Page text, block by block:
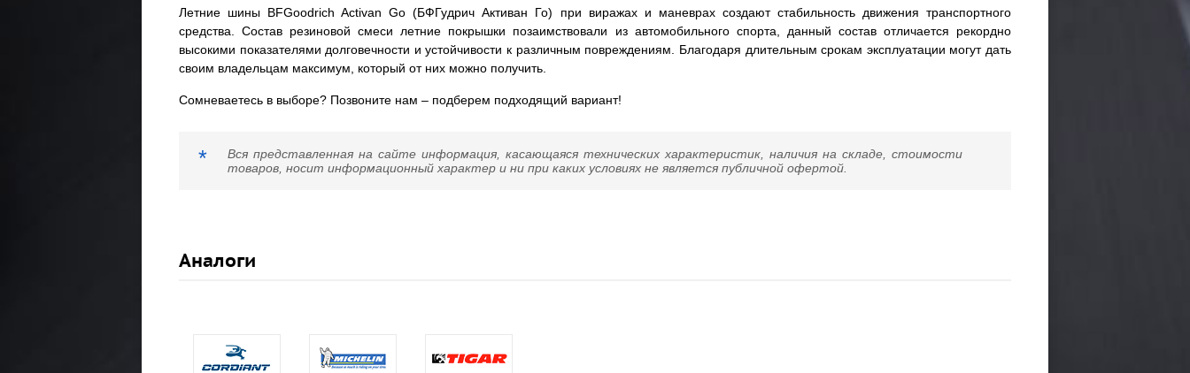
Летние шины BFGoodrich Activan Go (БФГудрич Активан Го) при виражах и маневрах создают стабильность движения транспортного
средства. Состав резиновой смеси летние покрышки позаимствовали из автомобильного спорта, данный состав отличается рекордно
высокими показателями долговечности и устойчивости к различным повреждениям. Благодаря длительным срокам эксплуатации могут дать
своим владельцам максимум, который от них можно получить.
Сомневаетесь в выборе? Позвоните нам – подберем подходящий вариант!
*
Вся представленная на сайте информация, касающаяся технических характеристик, наличия на складе, стоимости
товаров, носит информационный характер и ни при каких условиях не является публичной офертой.
Аналоги